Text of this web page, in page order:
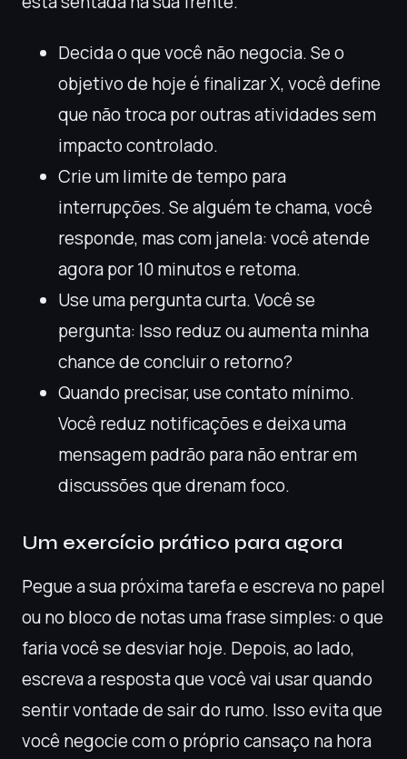
Decida o que você não negocia. Se o
objetivo de hoje é finalizar X, você define
que não troca por outras atividades sem
impacto controlado.
Crie um limite de tempo para
interrupções. Se alguém te chama, você
responde, mas com janela: você atende
agora por 10 minutos e retoma.
Use uma pergunta curta. Você se
pergunta: Isso reduz ou aumenta minha
chance de concluir o retorno?
Quando precisar, use contato mínimo.
Você reduz notificações e deixa uma
mensagem padrão para não entrar em
discussões que drenam foco.
Um exercício prático para agora
Pegue a sua próxima tarefa e escreva no papel
ou no bloco de notas uma frase simples: o que
faria você se desviar hoje. Depois, ao lado,
escreva a resposta que você vai usar quando
sentir vontade de sair do rumo. Isso evita que
você negocie com o próprio cansaço na hora